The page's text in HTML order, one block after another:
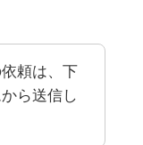
頼は、下
ら送信し